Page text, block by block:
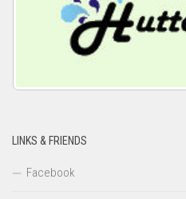
LINKS & FRIENDS
Facebook